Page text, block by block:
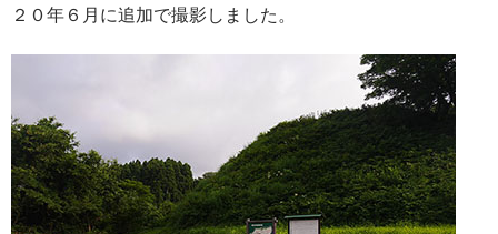
２０年６月に追加で撮影しました。